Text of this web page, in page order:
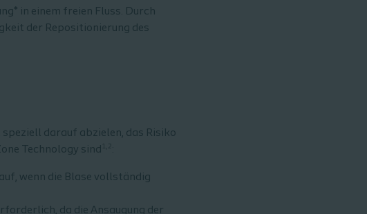
in einem freien Fluss. Durch
der Repositionierung des
darauf abzielen, das Risiko
Technology sind
1,2 :
wenn die Blase vollständig
da die Ansaugung der